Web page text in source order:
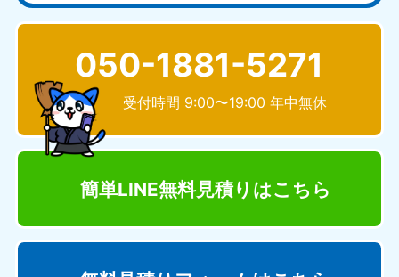
050-1881-5271
受付時間 9:00〜19:00 年中無休
簡単LINE無料見積り はこちら